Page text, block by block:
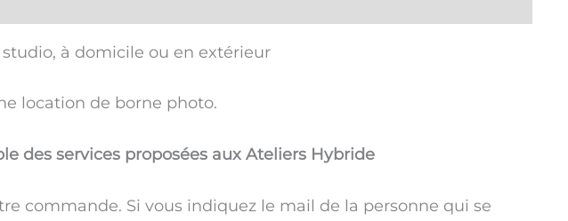
à domicile ou en extérieur
location de borne photo.
des services proposées aux Ateliers Hybride
commande. Si vous indiquez le mail de la personne qui se